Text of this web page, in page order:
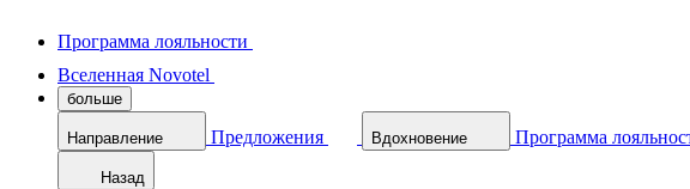
Программа лояльности
Вселенная Novotel
больше
Направление Предложения Вдохновение Программа
Назад